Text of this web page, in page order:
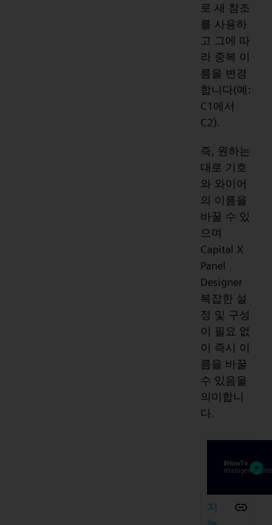
로 새 참조
를 사용하
고 그에 따
라 중복 이
름을 변경
합니다(예:
C1에서
C2).
즉, 원하는
대로 기호
와 와이어
의 이름을
바꿀 수 있
으며
Capital X
Panel
Designer
복잡한 설
정 및 구성
이 필요 없
이 즉시 이
름을 바꿀
수 있음을
의미합니
다.
지